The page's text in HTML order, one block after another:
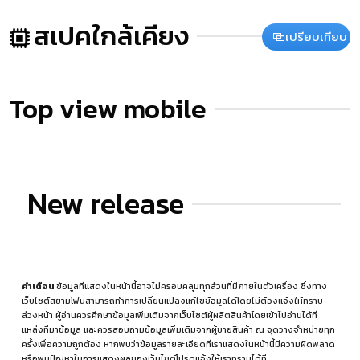
สเปคใกล้เคียง เปรียบเทียบ
Top view mobile
New release
คำเตือนข้อมูลที่แสดงในหน้านี้อาจไม่ครอบคลุมทุกส่วนที่มีภายในตัวเครื่อง ซึ่งทาง
เว็บไซต์สยามโฟนสามารถทำการเปลี่ยนแปลงแก้ไขข้อมูลได้โดยไม่ต้องแจ้งให้ทราบ
ล่วงหน้า ผู้อ่านควรศึกษาข้อมูลเพิ่มเติมจากเว็บไซต์ผู้ผลิตสินค้าโดยเข้าไปอ่านได้ที่
แหล่งที่มาข้อมูล และควรสอบถามข้อมูลเพิ่มเติมจากผู้ขายสินค้า ณ จุดวางจำหน่ายทุก
ครั้งเพื่อความถูกต้อง หากพบว่าข้อมูลรายละเอียดที่เราแสดงในหน้านี้มีความผิดพลาด